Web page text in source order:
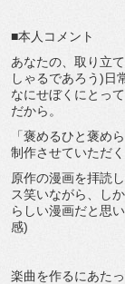
■本人コメント
あなたの、取り立
しゃるであろう)日
なにせぼくにとっ
だから。
「褒めるひと褒め
制作させていただ
原作の漫画を拝読
ス笑いながら、し
らしい漫画だと思
感)
楽曲を作るにあた